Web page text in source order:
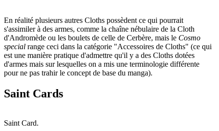
En réalité plusieurs autres Cloths possèdent ce qui pourrait
s'assimiler à des armes, comme la chaîne nébulaire de la Cloth
d'Andromède ou les boulets de celle de Cerbère, mais le Cosmo
special range ceci dans la catégorie "Accessoires de Cloths" (ce qui
est une manière pratique d'admettre qu'il y a des Cloths dotées
d'armes mais sur lesquelles on a mis une terminologie différente
pour ne pas trahir le concept de base du manga).
Saint Cards
Saint Card.